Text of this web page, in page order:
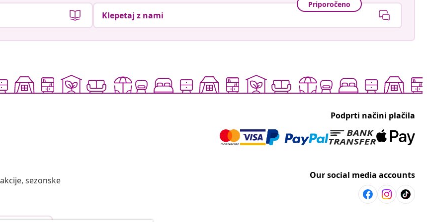
Priporočeno
Klepetaj z nami
Podprti načini plačila
sezonske
Our social media accounts